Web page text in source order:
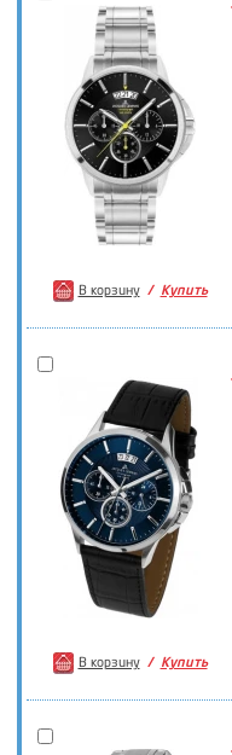
В корзину Купить
В корзину Купить